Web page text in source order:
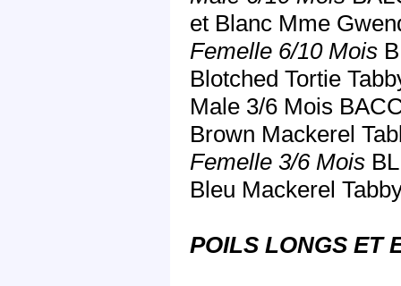
et Blanc Mme
Femelle 6/10 Mois
Blotched Tortie
Male 3/6 Mois
Brown Mackerel
Femelle 3/6 Mois
Bleu Mackerel
POILS LONGS ET